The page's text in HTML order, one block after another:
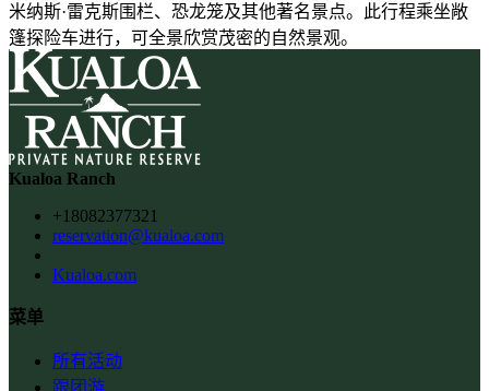
米纳斯·雷克斯围栏、恐龙笼及其他著名景点。此行程乘坐敞
篷探险车进行，可全景欣赏茂密的自然景观。
Kualoa Ranch
+18082377321
reservation@kualoa.com
Kualoa.com
菜单
所有活动
跟团游